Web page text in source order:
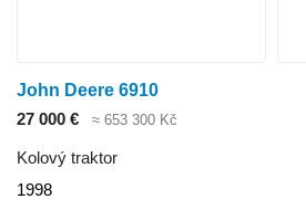
John Deere 6910
27 000 €
≈ 653 300 Kč
Kolový traktor
1998